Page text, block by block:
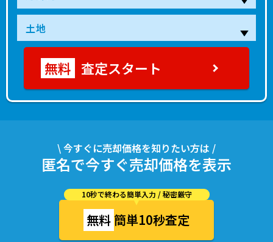
査定スタート
\ 今すぐに売却価格を知りたい方は /
匿名で今すぐ売却価格を表示
10秒で終わる簡単入力 / 秘密厳守
無料簡単10秒査定